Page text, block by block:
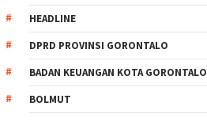
HEADLINE
DPRD PROVINSI GORONTALO
BADAN KEUANGAN KOTA GORONTALO
BOLMUT